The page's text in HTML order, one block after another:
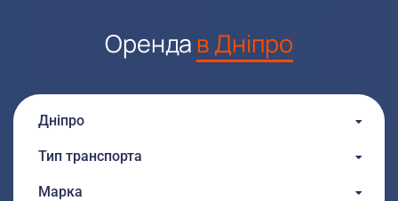
Оренда в Дніпро
Дніпро
Тип транспорта
Марка